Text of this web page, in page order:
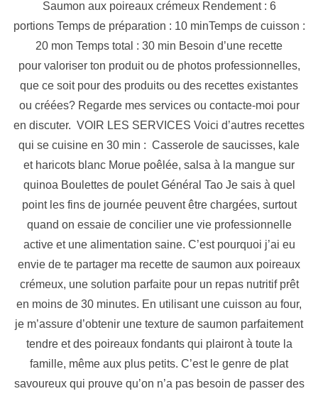
Saumon aux poireaux crémeux Rendement : 6
portions Temps de préparation : 10 minTemps de cuisson :
20 mon Temps total : 30 min Besoin d’une recette
pour valoriser ton produit ou de photos professionnelles,
que ce soit pour des produits ou des recettes existantes
ou créées? Regarde mes services ou contacte-moi pour
en discuter. VOIR LES SERVICES Voici d’autres recettes
qui se cuisine en 30 min : Casserole de saucisses, kale
et haricots blanc Morue poêlée, salsa à la mangue sur
quinoa Boulettes de poulet Général Tao Je sais à quel
point les fins de journée peuvent être chargées, surtout
quand on essaie de concilier une vie professionnelle
active et une alimentation saine. C’est pourquoi j’ai eu
envie de te partager ma recette de saumon aux poireaux
crémeux, une solution parfaite pour un repas nutritif prêt
en moins de 30 minutes. En utilisant une cuisson au four,
je m’assure d’obtenir une texture de saumon parfaitement
tendre et des poireaux fondants qui plairont à toute la
famille, même aux plus petits. C’est le genre de plat
savoureux qui prouve qu’on n’a pas besoin de passer des